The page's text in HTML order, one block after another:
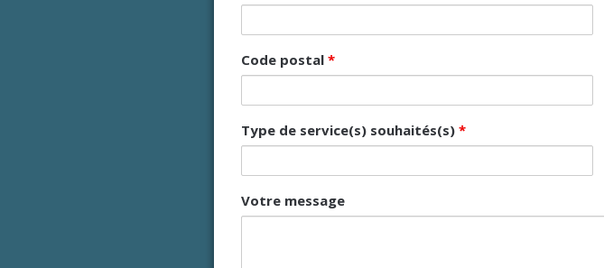
Code postal *
Type de service(s) souhaités(s) *
Votre message